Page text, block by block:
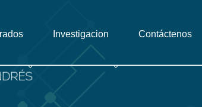
Investigacion Contáctenos